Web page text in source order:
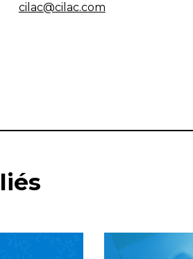
cilac@cilac.com